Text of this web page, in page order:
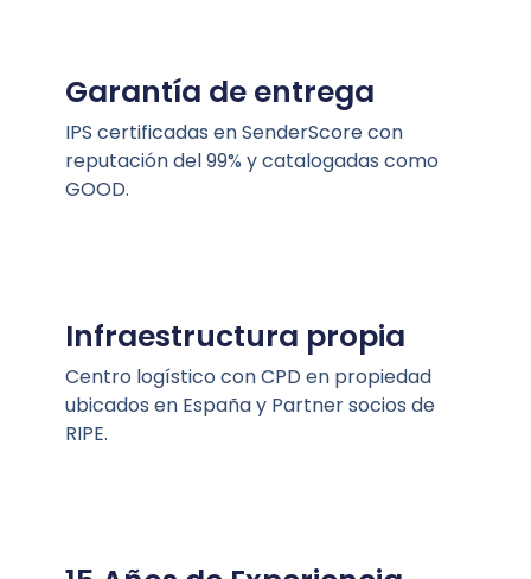
Garantía de entrega
IPS certificadas en SenderScore con
reputación del 99% y catalogadas como
GOOD.
Infraestructura propia
Centro logístico con CPD en propiedad
ubicados en España y Partner socios de
RIPE.